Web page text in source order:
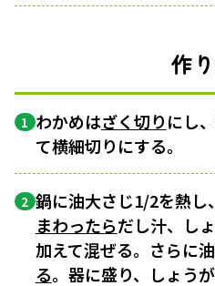
作
1 わかめはざく切りにし
て横細切りにする。
2 鍋に油大さじ1/2を熱し
まわったらだし汁、し
加えて混ぜる。さらに
る。器に盛り、しょうが